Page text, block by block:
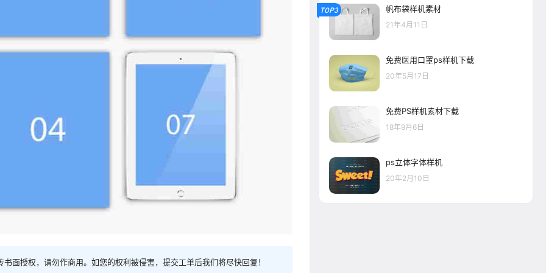
面授权，请勿作商用。如您的权利被侵害，提交工单后我们将尽快回复！
TOP3 帆布袋样机素材
21年4月11日
免费医用口罩ps样机下载
20年5月17日
免费PS样机素材下载
18年9月6日
ps立体字体样机
20年2月10日